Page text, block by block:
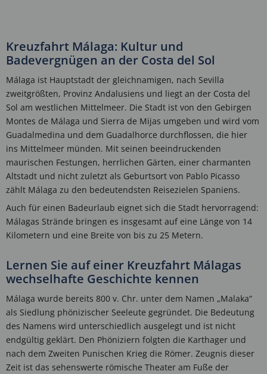
Kreuzfahrt Málaga: Kultur und
Badevergnügen an der Costa del Sol
Málaga ist Hauptstadt der gleichnamigen, nach Sevilla
zweitgrößten, Provinz Andalusiens und liegt an der Costa del
Sol am westlichen Mittelmeer. Die Stadt ist von den Gebirgen
Montes de Málaga und Sierra de Mijas umgeben und wird vom
Guadalmedina und dem Guadalhorce durchflossen, die hier
ins Mittelmeer münden. Mit seinen beeindruckenden
maurischen Festungen, herrlichen Gärten, einer charmanten
Altstadt und nicht zuletzt als Geburtsort von Pablo Picasso
zählt Málaga zu den bedeutendsten Reisezielen Spaniens.
Auch für einen Badeurlaub eignet sich die Stadt hervorragend:
Málagas Strände bringen es insgesamt auf eine Länge von 14
Kilometern und eine Breite von bis zu 25 Metern.
Lernen Sie auf einer Kreuzfahrt Málagas
wechselhafte Geschichte kennen
Málaga wurde bereits 800 v. Chr. unter dem Namen „Malaka“
als Siedlung phönizischer Seeleute gegründet. Die Bedeutung
des Namens wird unterschiedlich ausgelegt und ist nicht
endgültig geklärt. Den Phöniziern folgten die Karthager und
nach dem Zweiten Punischen Krieg die Römer. Zeugnis dieser
Zeit ist das sehenswerte römische Theater am Fuße der